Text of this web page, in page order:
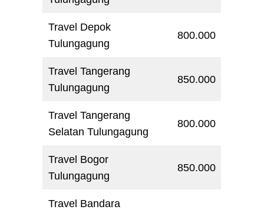
Travel Depok
Tulungagung
800.000
Travel Tangerang
Tulungagung
850.000
Travel Tangerang
Selatan Tulungagung
800.000
Travel Bogor
Tulungagung
850.000
Travel Bandara